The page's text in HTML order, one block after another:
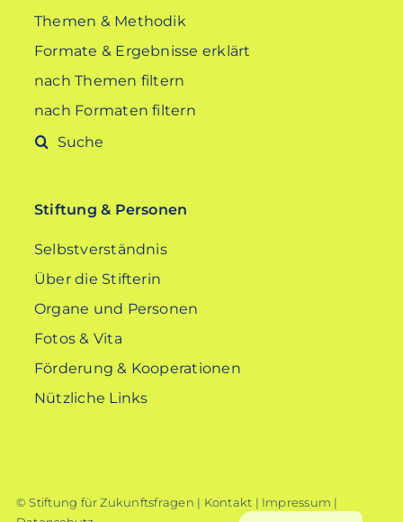
Themen & Methodik
Formate & Ergebnisse erklärt
nach Themen filtern
nach Formaten filtern
Suche
Stiftung & Personen
Selbstverständnis
Über die Stifterin
Organe und Personen
Fotos & Vita
Förderung & Kooperationen
Nützliche Links
© Stiftung für Zukunftsfragen | Kontakt | Impressum |